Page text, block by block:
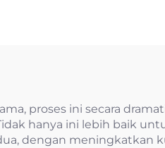
proses ini secara
hanya ini lebih baik
dengan meningkatkan